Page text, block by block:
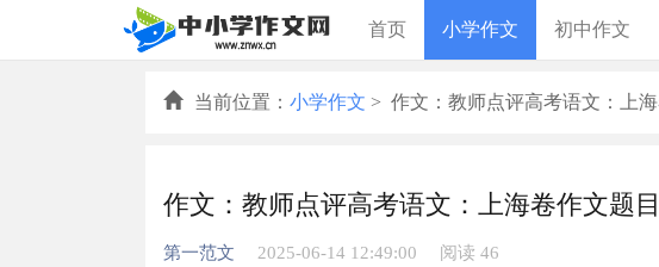
首页 小学作文 初中作文
当前位置： 小学作文 > 作文：教师点评高考语文：上
作文：教师点评高考语文：上海卷作文题
第一范文 2025-06-14 12:49:00 阅读 46